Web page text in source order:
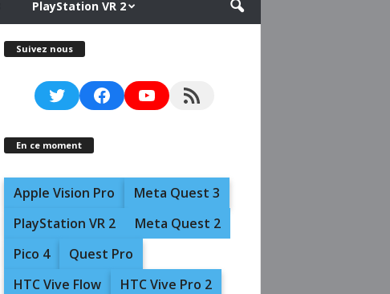
PlayStation VR 2
Suivez nous
TwitterFacebookYouTubeRSS Feed
En ce moment
Apple Vision Pro
Meta Quest 3
PlayStation VR 2
Meta Quest 2
Pico 4
Quest Pro
HTC Vive Flow
HTC Vive Pro 2